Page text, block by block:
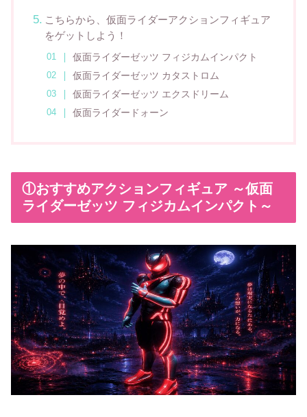
こちらから、仮面ライダーアクションフィギュア
をゲットしよう！
仮面ライダーゼッツ フィジカムインパクト
仮面ライダーゼッツ カタストロム
仮面ライダーゼッツ エクスドリーム
仮面ライダードォーン
①おすすめアクションフィギュア ～仮面
ライダーゼッツ フィジカムインパクト～